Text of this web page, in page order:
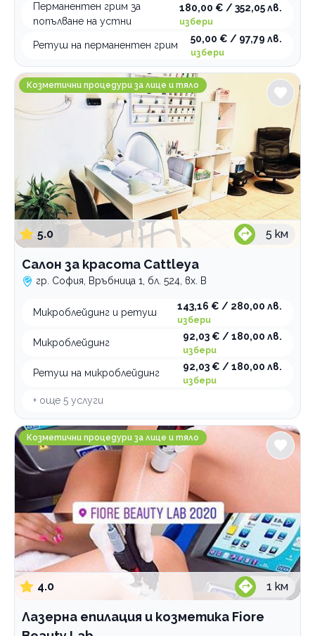
Перманентен грим за
попълване на устни
180,00 € / 352,05 лв.
избери
Ретуш на перманентен грим
50,00 € / 97,79 лв.
избери
Салон за красота Cattleya
Козметични процедури за лице и тяло
5.0 5 км
Салон за красота Cattleya
гр. София, Връбница 1, бл. 524, вх. В
Микроблейдинг и ретуш
143,16 € / 280,00 лв.
избери
Микроблейдинг
92,03 € / 180,00 лв.
избери
Ретуш на микроблейдинг
92,03 € / 180,00 лв.
избери
+ още 5 услуги
Лазерна епилация и козметика Fiore Beauty Lab
Козметични процедури за лице и тяло
4.0 1 км
Лазерна епилация и козметика Fiore